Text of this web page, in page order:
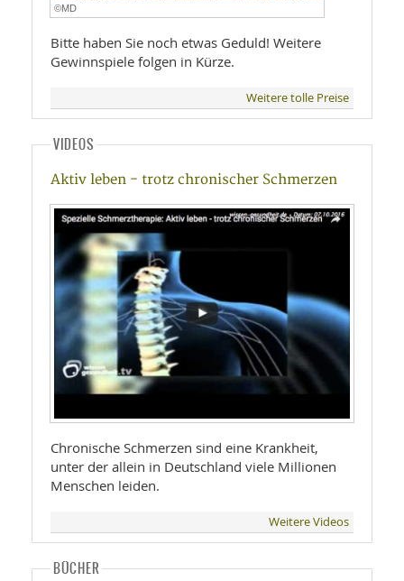
©MD
Bitte haben Sie noch etwas Geduld! Weitere
Gewinnspiele folgen in Kürze.
Weitere tolle Preise
VIDEOS
Aktiv leben - trotz chronischer Schmerzen
Chronische Schmerzen sind eine Krankheit,
unter der allein in Deutschland viele Millionen
Menschen leiden.
Weitere Videos
BÜCHER